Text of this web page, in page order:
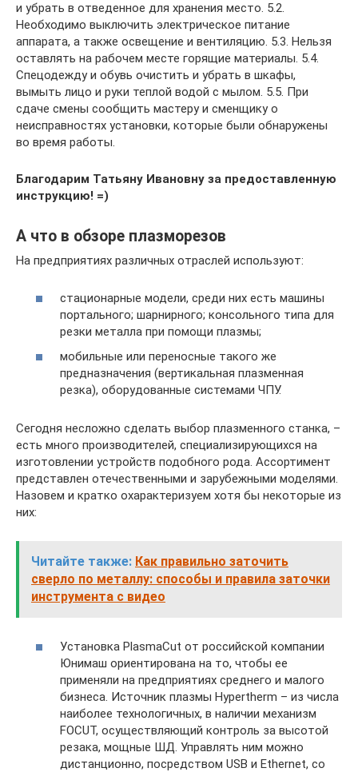
и убрать в отведенное для хранения место. 5.2.
Необходимо выключить электрическое питание
аппарата, а также освещение и вентиляцию. 5.3. Нельзя
оставлять на рабочем месте горящие материалы. 5.4.
Спецодежду и обувь очистить и убрать в шкафы,
вымыть лицо и руки теплой водой с мылом. 5.5. При
сдаче смены сообщить мастеру и сменщику о
неисправностях установки, которые были обнаружены
во время работы.
Благодарим Татьяну Ивановну за предоставленную
инструкцию! =)
А что в обзоре плазморезов
На предприятиях различных отраслей используют:
стационарные модели, среди них есть машины
портального; шарнирного; консольного типа для
резки металла при помощи плазмы;
мобильные или переносные такого же
предназначения (вертикальная плазменная
резка), оборудованные системами ЧПУ.
Сегодня несложно сделать выбор плазменного станка, –
есть много производителей, специализирующихся на
изготовлении устройств подобного рода. Ассортимент
представлен отечественными и зарубежными моделями.
Назовем и кратко охарактеризуем хотя бы некоторые из
них:
Читайте также: Как правильно заточить
сверло по металлу: способы и правила заточки
инструмента с видео
Установка PlasmaCut от российской компании
Юнимаш ориентирована на то, чтобы ее
применяли на предприятиях среднего и малого
бизнеса. Источник плазмы Hypertherm – из числа
наиболее технологичных, в наличии механизм
FOCUT, осуществляющий контроль за высотой
резака, мощные ШД. Управлять ним можно
дистанционно, посредством USB и Ethernet, со